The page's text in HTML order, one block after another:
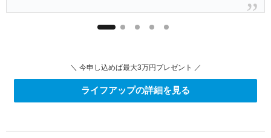
＼ 今申し込めば最大3万円プレゼント ／
ライフアップの詳細を見る